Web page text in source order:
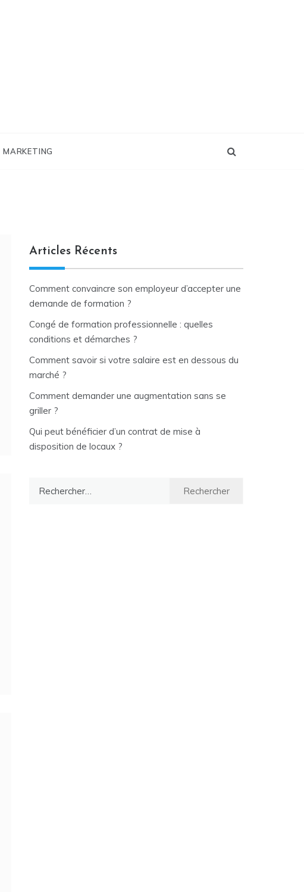
MARKETING
Articles Récents
Comment convaincre son employeur d’accepter une
demande de formation ?
Congé de formation professionnelle : quelles
conditions et démarches ?
Comment savoir si votre salaire est en dessous du
marché ?
Comment demander une augmentation sans se
griller ?
Qui peut bénéficier d’un contrat de mise à
disposition de locaux ?